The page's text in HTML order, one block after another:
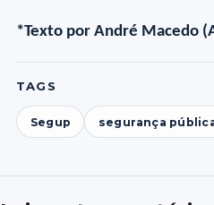
*Texto por André Macedo
TAGS
Segup segurança